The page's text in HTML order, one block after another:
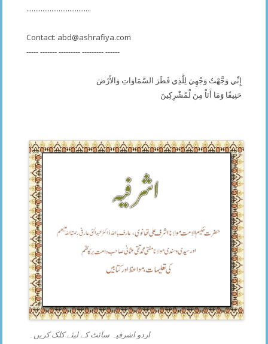
....................................
Contact: abd@ashrafiya.com
----- ------- --------- --------- ------
إِنِّي وَجَّهْتُ وَجْهِيَ لِلَّذِي فَطَرَ السَّمَاوَاتِ وَالأَرْضَ
حَنِيفًا وَمَا أَنَاْ مِنَ لْمُشْرِكِينَ
اردو اشرفیہ سائٹ کے لیئے کلک کریں۔